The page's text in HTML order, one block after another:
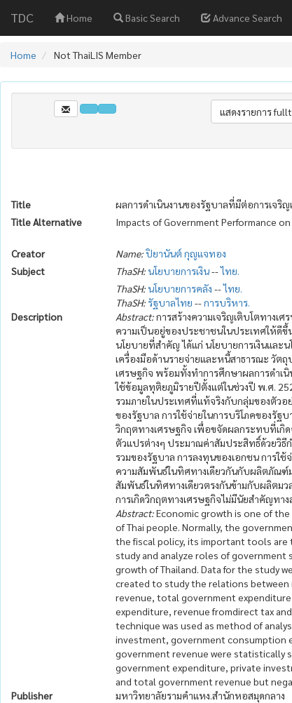
TDC Home Basic Search Advance Search
Home Not ThaiLIS Member
Title
ผลการดำเนินงานของรัฐบาลที่มีต่อการเจริญ
Title Alternative
Impacts of Government Performance
Creator Name:ปิยานันต์ กุญแจทอง
Subject
ThaSH:นโยบายการเงิน--ไทย.
ThaSH:นโยบายการคลัง --ไทย.
ThaSH: รัฐบาลไทย --การบริหาร.
Description
Abstract:การสร้างความเจริญเติบโตทาง
ความเป็นอยู่ของประชาชนในประเทศให้ดีขึ้
นโยบายที่สำคัญ ได้แก่ นโยบายการเงินและ
เครื่องมือด้านรายจ่ายและหนี้สาธารณะ วัต
เศรษฐกิจ พร้อมทั้งทำการศึกษาผลการดำเ
ใช้ข้อมูลทุติยภูมิรายปีตั้งแต่ในช่วงปี พ.ศ.
รวมภายในประเทศที่แท้จริงกับกลุ่มของตัวอ
ของรัฐบาล การใช้จ่ายในการบริโภคของรัฐ
วิกฤตทางเศรษฐกิจ เพื่อขจัดผลกระทบที่เกิ
ตัวแปรต่างๆ ประมาณค่าสัมประสิทธิ์ด้วยวิธี
รวมของรัฐบาล การลงทุนของเอกชน การใ
ความสัมพันธ์ในทิศทางเดียวกันกับผลิตภัณฑ์
สัมพันธ์ในทิศทางเดียวตรงกันข้ามกับผลิตม
การเกิดวิกฤตทางเศรษฐกิจไม่มีนัยสำคัญทาง
Abstract:Economic growth is one of
of Thai people. Normally, the
the fiscal policy, its important tools are
study and analyze roles of government
growth of Thailand. Data for the study
created to study the relations between
revenue, total government
expenditure, revenue fromdirect tax
technique was used as method of
investment, government consumption
government revenue were statistically
government expenditure, private
and total government revenue but
Publisher
มหาวิทยาลัยรามคำแหง.สำนักหอสมุดกลาง